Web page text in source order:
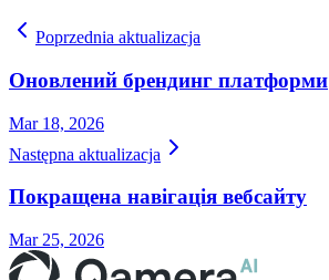
Poprzednia aktualizacja
Оновлений брендинг платформи
Mar 18, 2026
Następna aktualizacja
Покращена навігація вебсайту
Mar 25, 2026